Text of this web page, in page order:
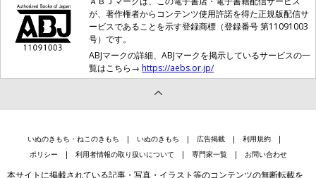
が、著作権者からコンテンツ使用許諾を得た正規版配信サ
ービスであることを示す登録商標（登録番号 第11091003
号）です。
ABJマークの詳細、ABJマークを掲示しているサービスの一
覧はこちら→ https://aebs.or.jp/
いぬのきもち・ねこのきもち いぬのきもち 広告掲載
利用規約
ポリシー
利用者情報の取り扱いについて 専門家一覧 お問い合わせ
本サイトに掲載されている記事・写真・イラスト等のコンテンツの無断転載を